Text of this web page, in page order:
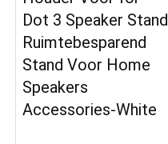
Dot 3 Speaker Stand
Ruimtebesparend
Stand Voor Home
Speakers
Accessories-White